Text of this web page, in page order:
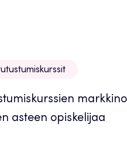
asteen opiskelijaa